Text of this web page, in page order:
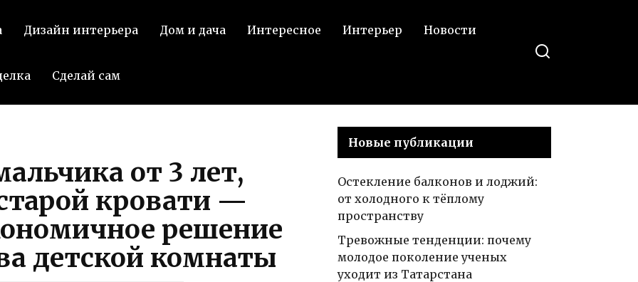
Дизайн интерьера Дом и дача Интересное Интерьер Новости
Сделай сам
от 3 лет,
кровати —
решение
детской комнаты
Новые публикации
Остекление балконов и лоджий:
от холодного к тёплому
пространству
Тревожные тенденции: почему
молодое поколение ученых
уходит из Татарстана